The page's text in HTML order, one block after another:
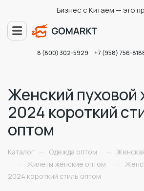
Бизнес с Китаем — это
8 (800) 302-5929 +7 (958) 756-
Женский пуховой
2024 короткий
оптом
Каталог — Одежда оптом —
—
Жилеты женские оптом —
2024 короткий стиль оптом